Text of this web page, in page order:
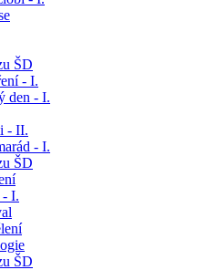
ŠD
- I.
den - I.
- II.
- I.
ŠD
- I.
ŠD